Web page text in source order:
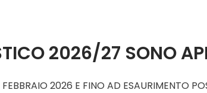
2026/27 SONO
2026 E FINO AD ESAURIMENTO